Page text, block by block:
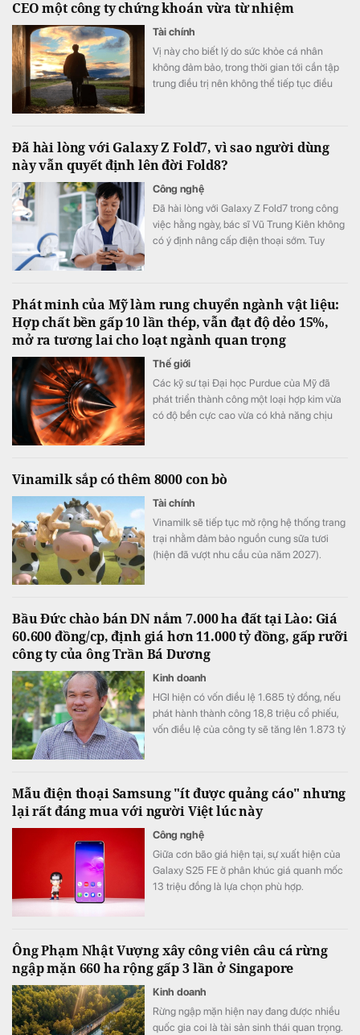
CEO một công ty chứng khoán vừa từ nhiệm
Tài chính
Vị này cho biết lý do sức khỏe cá nhân
không đảm bảo, trong thời gian tới cần tập
trung điều trị nên không thể tiếp tục điều
Đã hài lòng với Galaxy Z Fold7, vì sao người dùng
này vẫn quyết định lên đời Fold8?
Công nghệ
Đã hài lòng với Galaxy Z Fold7 trong công
việc hằng ngày, bác sĩ Vũ Trung Kiên không
có ý định nâng cấp điện thoại sớm. Tuy
tế.
Phát minh của Mỹ làm rung chuyển ngành vật liệu:
Hợp chất bền gấp 10 lần thép, vẫn đạt độ dẻo 15%,
mở ra tương lai cho loạt ngành quan trọng
Thế giới
Các kỹ sư tại Đại học Purdue của Mỹ đã
phát triển thành công một loại hợp kim vừa
có độ bền cực cao vừa có khả năng chịu
Vinamilk sắp có thêm 8000 con bò
Tài chính
Vinamilk sẽ tiếp tục mở rộng hệ thống trang
trại nhằm đảm bảo nguồn cung sữa tươi
(hiện đã vượt nhu cầu của năm 2027).
Bầu Đức chào bán DN nắm 7.000 ha đất tại Lào: Giá
60.600 đồng/cp, định giá hơn 11.000 tỷ đồng, gấp rưỡi
công ty của ông Trần Bá Dương
Kinh doanh
HGI hiện có vốn điều lệ 1.685 tỷ đồng, nếu
phát hành thành công 18,8 triệu cổ phiếu,
vốn điều lệ của công ty sẽ tăng lên 1.873 tỷ
Mẫu điện thoại Samsung "ít được quảng cáo" nhưng
lại rất đáng mua với người Việt lúc này
Công nghệ
Giữa cơn bão giá hiện tại, sự xuất hiện của
Galaxy S25 FE ở phân khúc giá quanh mốc
13 triệu đồng là lựa chọn phù hợp.
Ông Phạm Nhật Vượng xây công viên câu cá rừng
ngập mặn 660 ha rộng gấp 3 lần ở Singapore
Kinh doanh
Rừng ngập mặn hiện nay đang được nhiều
quốc gia coi là tài sản sinh thái quan trọng.